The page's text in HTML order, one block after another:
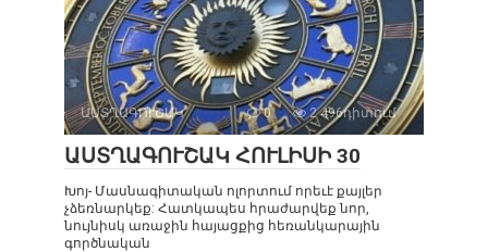
ԱՍՏՂԱԳՈՒՇԱԿ 0 2 496դիտում
ԱՍՏՂԱԳՈՒՇԱԿ ՀՈՒԼԻՍԻ 30
Խոյ- Մասնագիտական ոլորտում որեւէ քայլեր
չձեռնարկեք: Հատկապես հրաժարվեք նոր,
նույնիսկ առաջին հայացքից հեռանկարային
գործնական